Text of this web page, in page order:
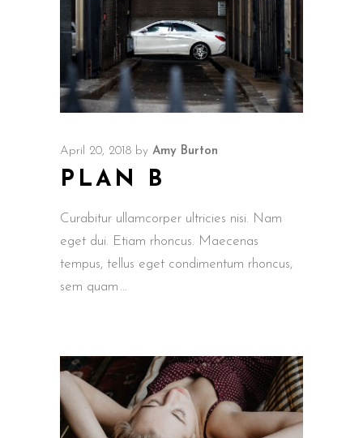
April 20, 2018 by Amy Burton
PLAN B
Curabitur ullamcorper ultricies nisi. Nam
eget dui. Etiam rhoncus. Maecenas
tempus, tellus eget condimentum rhoncus,
sem quam